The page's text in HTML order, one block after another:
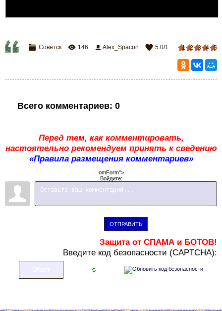
1 2 3 4 5
Советск 146 Alex_Spacon 5.0/1
Всего комментариев: 0
Перед тем, как комментировать,
настоятельно рекомендуем принять к сведению
«Правила размещения комментариев»
omForm">
Войдите:
ОТПРАВИТЬ
Защита от СПАМА и БОТОВ!
Введите код безопасности (CAPTCHA):